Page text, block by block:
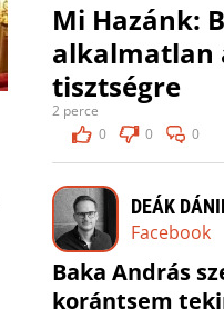
Mi Hazánk:
alkalmatlan
tisztségre
2 perce
0
0 0
DEÁK
Facebook
Baka András
korántsem